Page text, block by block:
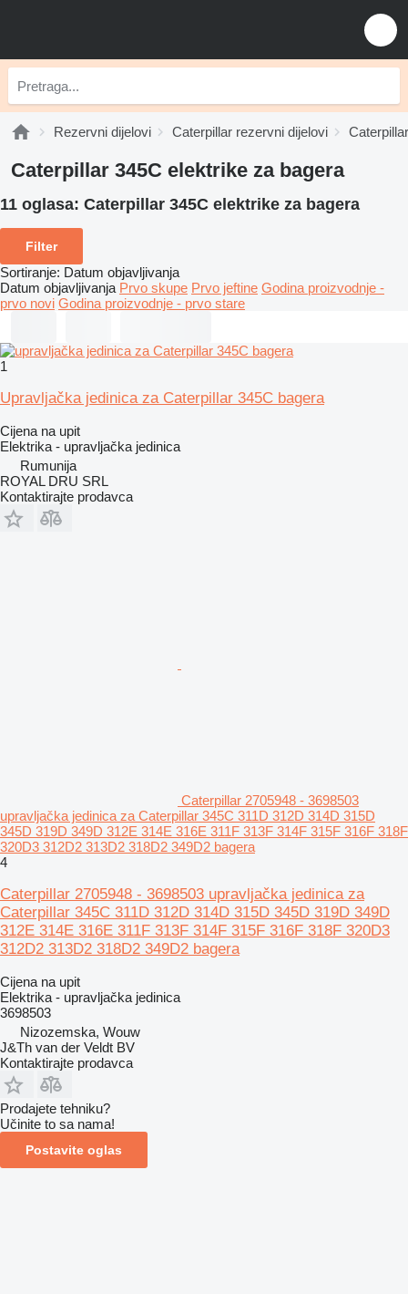
Rezervni dijelovi Caterpillar rezervni dijelovi
Caterpillar 345C elektrike za bagerа
11 oglasa: Caterpillar 345C elektrike za bagerа
Filter
Sortiranje: Datum objavljivanja
Datum objavljivanja Prvo skupe Prvo jeftine Godina proizvodnje -
prvo novi Godina proizvodnje - prvo stare
1
Upravljačka jedinica za Caterpillar 345C bagera
Cijena na upit
Elektrika - upravljačka jedinica
Rumunija
ROYAL DRU SRL
Kontaktirajte prodavca
Caterpillar 2705948 - 3698503
upravljačka jedinica za Caterpillar 345C 311D 312D 314D 315D
345D 319D 349D 312E 314E 316E 311F 313F 314F 315F 316F 318F
320D3 312D2 313D2 318D2 349D2 bagera
4
Caterpillar 2705948 - 3698503 upravljačka jedinica za
Caterpillar 345C 311D 312D 314D 315D 345D 319D 349D
312E 314E 316E 311F 313F 314F 315F 316F 318F 320D3
312D2 313D2 318D2 349D2 bagera
Cijena na upit
Elektrika - upravljačka jedinica
3698503
Nizozemska, Wouw
J&Th van der Veldt BV
Kontaktirajte prodavca
Prodajete tehniku?
Učinite to sa nama!
Postavite oglas